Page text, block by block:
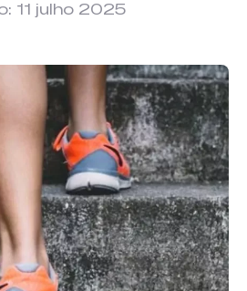
11 julho 2025